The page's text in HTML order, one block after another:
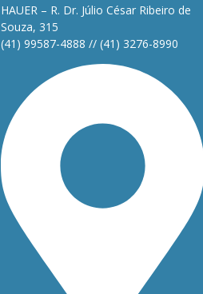
HAUER – R. Dr. Júlio César Ribeiro de
Souza, 315
(41) 99587-4888 // (41) 3276-8990